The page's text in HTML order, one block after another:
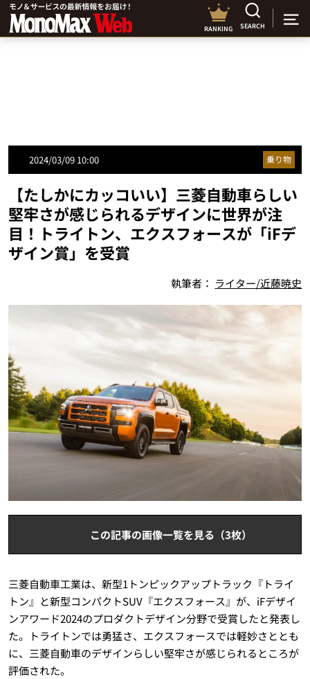
RANKING SEARCH
2024/03/09 10:00 乗り物
【たしかにカッコいい】三菱自動車らしい
堅牢さが感じられるデザインに世界が注
目！トライトン、エクスフォースが「iFデ
ザイン賞」を受賞
執筆者： ライター/近藤暁史
この記事の画像一覧を見る（3枚）
三菱自動車工業は、新型1トンピックアップトラック『トライ
トン』と新型コンパクトSUV『エクスフォース』が、iFデザイ
ンアワード2024のプロダクトデザイン分野で受賞したと発表し
た。トライトンでは勇猛さ、エクスフォースでは軽妙さととも
に、三菱自動車のデザインらしい堅牢さが感じられるところが
評価された。